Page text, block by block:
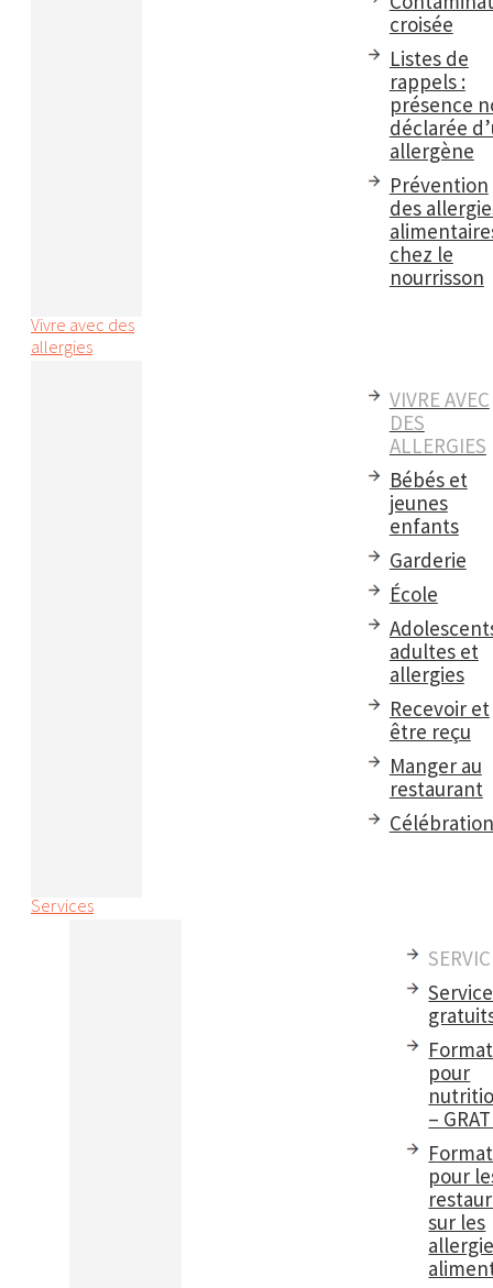
croisée
Listes de
rappels :
présence
déclarée
allergène
Prévention
des
chez le
nourrisson
Vivre avec des
allergies
VIVRE AVEC
DES
ALLERGIES
Bébés et
jeunes
enfants
Garderie
École
adultes et
allergies
Recevoir et
être reçu
Manger au
restaurant
Services
pour
–
pour
sur les